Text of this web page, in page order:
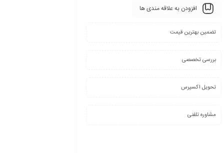
افزودن به علاقه مندی ها
تضمین بهترین قیمت
بررسی تخصصی
تحویل اکسپرس
مشاوره تلفنی